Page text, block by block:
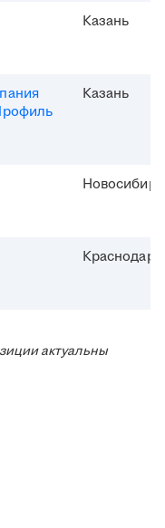
Казань
Казань
Краснодар
актуальны